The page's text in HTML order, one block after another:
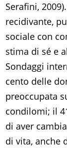
Serafini,
recidivante,
sociale con
stima di sé e
Sondaggi
cento delle
preoccupata
condilomi; il
di aver
di vita, anche